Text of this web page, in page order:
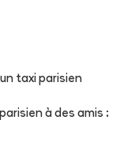
taxi parisien
à des amis :